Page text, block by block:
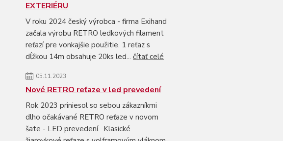
EXTERIÉRU
V roku 2024 český výrobca - firma Exihand
začala výrobu RETRO ledkových filament
reťazí pre vonkajšie použitie. 1 reťaz s
dĺžkou 14m obsahuje 20ks led... čítať celé
05.11.2023
Nové RETRO reťaze v led prevedení
Rok 2023 priniesol so sebou zákazníkmi
dlho očakávané RETRO reťaze v novom
šate - LED prevedení. Klasické